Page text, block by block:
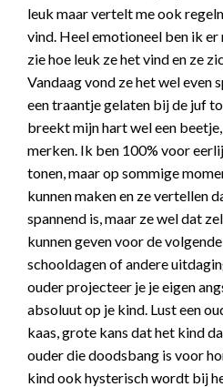
leuk maar vertelt me ook
vind. Heel emotioneel ben ik er
zie hoe leuk ze het vind en ze
Vandaag vond ze het wel even
een traantje gelaten bij de juf
breekt mijn hart wel een
merken. Ik ben 100% voor
tonen, maar op sommige
kunnen maken en ze vertellen
spannend is, maar ze wel dat
kunnen geven voor de
schooldagen of andere
ouder projecteer je je eigen
absoluut op je kind. Lust een
kaas, grote kans dat het kind
ouder die doodsbang is voor
kind ook hysterisch wordt bij